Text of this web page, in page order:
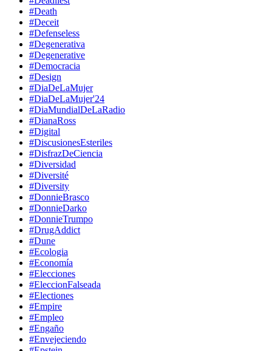
#Death
#Deceit
#Defenseless
#Degenerativa
#Degenerative
#Democracia
#Design
#DiaDeLaMujer
#DiaDeLaMujer'24
#DiaMundialDeLaRadio
#DianaRoss
#Digital
#DiscusionesEsteriles
#DisfrazDeCiencia
#Diversidad
#Diversité
#Diversity
#DonnieBrasco
#DonnieDarko
#DonnieTrumpo
#DrugAddict
#Dune
#Ecologia
#Economía
#Elecciones
#EleccionFalseada
#Electiones
#Empire
#Empleo
#Engaño
#Envejeciendo